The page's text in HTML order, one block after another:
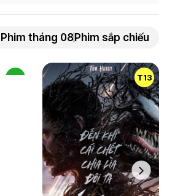
Phim tháng 08 Phim sắp chiếu
P T13